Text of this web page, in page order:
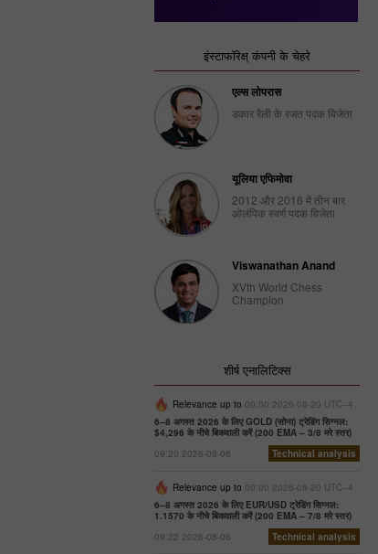
इंस्टाफॉरेक्ष् कंपनी के चेहरे
एल्स लोपरास
डकार रैली के रजत पदक विजेता
यूलिया एफिमोवा
2012 और 2016 में तीन बार
ओलंपिक स्वर्ण पदक विजेता
Viswanathan Anand
XVth World Chess
Champion
शीर्ष एनालिटिक्स
Relevance up to 00:00 2026-08-20 UTC--4
6–8 अगस्त 2026 के लिए GOLD (सोना) ट्रेडिंग सिग्नल:
$4,296 के नीचे बिकवाली करें (200 EMA – 3/8 मरे स्तर)
09:20 2026-08-06
Technical analysis
Relevance up to 00:00 2026-08-20 UTC--4
6–8 अगस्त 2026 के लिए EUR/USD ट्रेडिंग सिग्नल:
1.1570 के नीचे बिकवाली करें (200 EMA – 7/8 मरे स्तर)
09:22 2026-08-06
Technical analysis